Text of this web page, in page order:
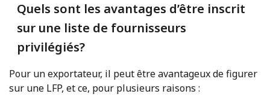
Quels sont les avantages d’être inscrit
sur une liste de fournisseurs
privilégiés?
Pour un exportateur, il peut être avantageux de figurer
sur une LFP, et ce, pour plusieurs raisons :